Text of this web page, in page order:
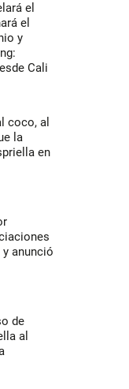
el
el
y
Cali
coco, al
la
en
anunció
de
al